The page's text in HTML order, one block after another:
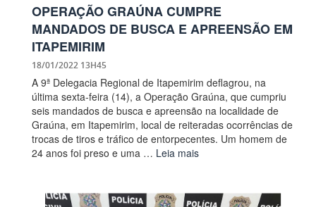
OPERAÇÃO GRAÚNA CUMPRE
MANDADOS DE BUSCA E APREENSÃO EM
ITAPEMIRIM
18/01/2022 13H45
A 9ª Delegacia Regional de Itapemirim deflagrou, na
última sexta-feira (14), a Operação Graúna, que cumpriu
seis mandados de busca e apreensão na localidade de
Graúna, em Itapemirim, local de reiteradas ocorrências de
trocas de tiros e tráfico de entorpecentes. Um homem de
24 anos foi preso e uma … Leia mais